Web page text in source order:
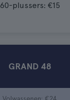
60-plussers: €15
GRAND 48